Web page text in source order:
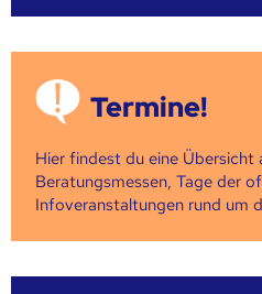
Termine!
Hier findest du eine Übersicht
Beratungsmessen, Tage der
Infoveranstaltungen rund um